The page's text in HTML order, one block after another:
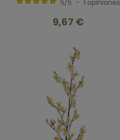
5/5 - 1 opiniones
9,67 €